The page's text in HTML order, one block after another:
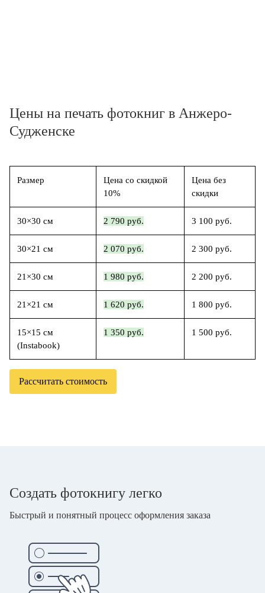
Цены на печать фотокниг в Анжеро-
Судженске
Размер
Цена со скидкой
10%
Цена без
скидки
30×30 см 2 790 руб. 3 100 руб.
30×21 см 2 070 руб. 2 300 руб.
21×30 см 1 980 руб. 2 200 руб.
21×21 см 1 620 руб. 1 800 руб.
15×15 см
(Instabook)
1 350 руб. 1 500 руб.
Рассчитать стоимость
Создать фотокнигу легко
Быстрый и понятный процесс оформления заказа